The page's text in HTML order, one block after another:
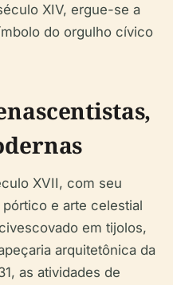
XIV, ergue-se a
do orgulho cívico
XVII, com seu
e arte celestial
em tijolos,
arquitetônica da
as atividades de